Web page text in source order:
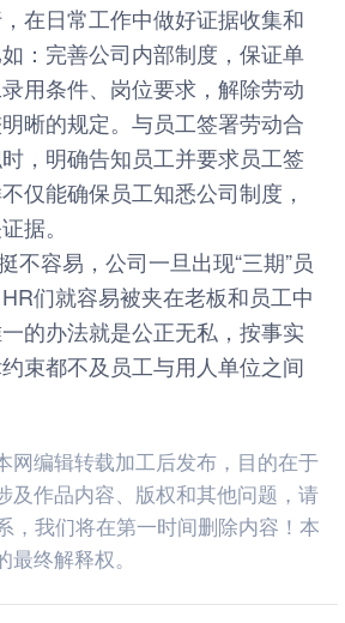
在日常工作中做好证据收集和
：完善公司内部制度，保证单
用条件、岗位要求，解除劳动
晰的规定。与员工签署劳动合
，明确告知员工并要求员工签
仅能确保员工知悉公司制度，
据。
容易，公司一旦出现“三期”员
们就容易被夹在老板和员工中
的办法就是公正无私，按事实
束都不及员工与用人单位之间
网编辑转载加工后发布，目的在于
及作品内容、版权和其他问题，请
，我们将在第一时间删除内容！本
终解释权。